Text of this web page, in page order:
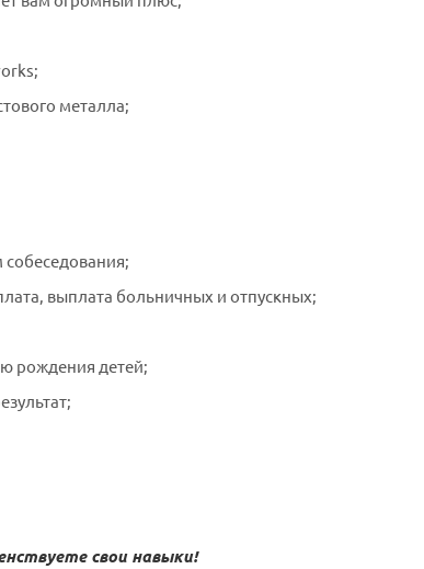
металла;
собеседования;
выплата больничных и отпускных;
рождения детей;
свои навыки!